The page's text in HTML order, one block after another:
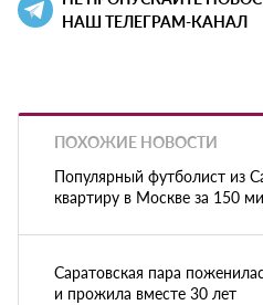
НАШ ТЕЛЕГРАМ-КАНАЛ
ПОХОЖИЕ НОВОСТИ
Популярный футболист из
квартиру в Москве за 150
Саратовская пара
и прожила вместе 30 лет